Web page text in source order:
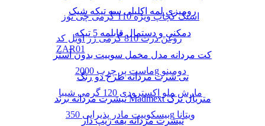
اسنک کچاپ ویژه 110 گرمی چی توز
روغن ذرت 810 گرمی زر اویل کد
ZAR01
ماست پر چرب 2000g دومینو
مارش ملو اکسترودی 120 گرمی شیبا
بیسکوییت مادر پذیرایی 350g ویتانا
رومیزی لمه اکلیلی سه تیکه شیک
دمکنی و دستمال قابلمه 5 تیکه
کت مردانه مدل مخمل سوییت بدون آستر
تی شرت مردانه طرح دو رنگ
تیشرت مردانه برند Madmext متریال ترک
تیشرت مردانه یقه زیپ دار